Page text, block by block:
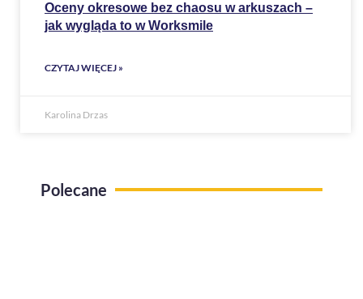
Oceny okresowe bez chaosu w arkuszach –
jak wygląda to w Worksmile
CZYTAJ WIĘCEJ »
Karolina Drzas
Polecane